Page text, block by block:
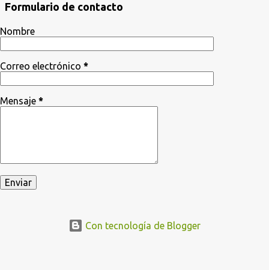
Formulario de contacto
Nombre
Correo electrónico *
Mensaje *
Con tecnología de Blogger